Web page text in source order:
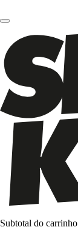
Subtotal do carrinho